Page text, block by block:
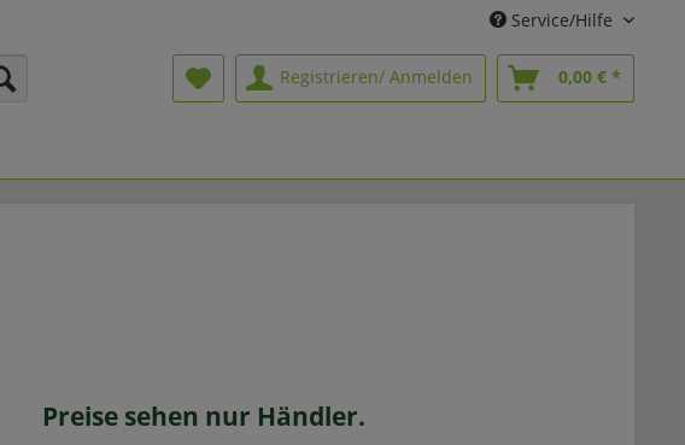
Service/Hilfe
Registrieren/ Anmelden 0,00 € *
Preise sehen nur Händler.